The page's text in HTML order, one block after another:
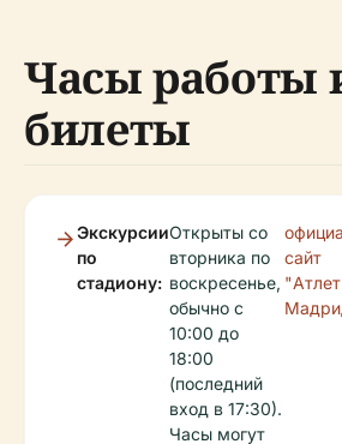
Часы работы
билеты
Экскурсии
по
стадиону:
Открыты со
вторника по
воскресенье,
обычно с
10:00 до
18:00
(последний
вход в 17:30).
Часы могут
сайт